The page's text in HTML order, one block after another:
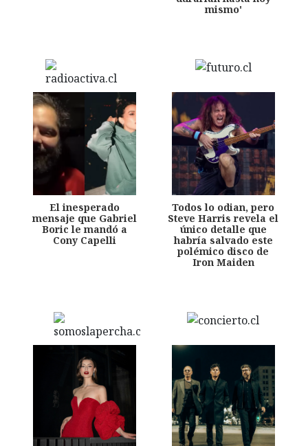
mismo'
El inesperado
mensaje que Gabriel
Boric le mandó a
Cony Capelli
Todos lo odian, pero
Steve Harris revela el
único detalle que
habría salvado este
polémico disco de
Iron Maiden